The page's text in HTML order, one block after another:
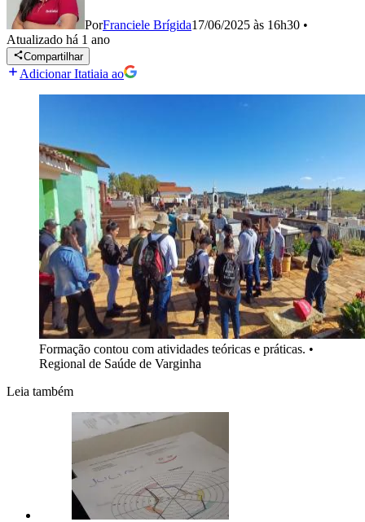
PorFranciele Brígida17/06/2025 às 16h30 •
Atualizado há 1 ano
Compartilhar
Adicionar Itatiaia ao
Formação contou com atividades teóricas e práticas. •
Regional de Saúde de Varginha
Leia também